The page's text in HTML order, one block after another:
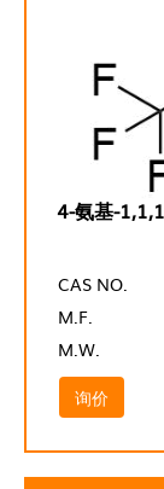
4-氨基-
CAS NO.
M.F.
M.W.
询价